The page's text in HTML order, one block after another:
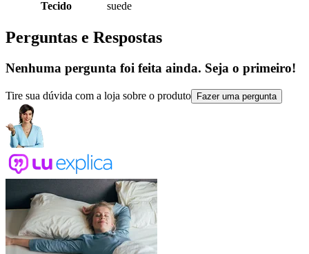
Tecido
suede
Perguntas e Respostas
Nenhuma pergunta foi feita ainda. Seja o primeiro!
Tire sua dúvida com a loja sobre o produto Fazer uma pergunta